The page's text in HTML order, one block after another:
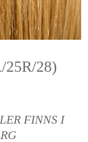
28)
FINNS I